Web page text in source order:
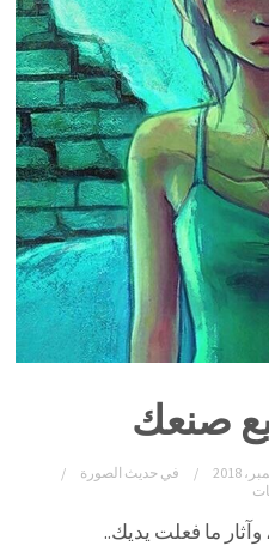
صنعك
فيحديث الصورة
ما فعلت يديك..